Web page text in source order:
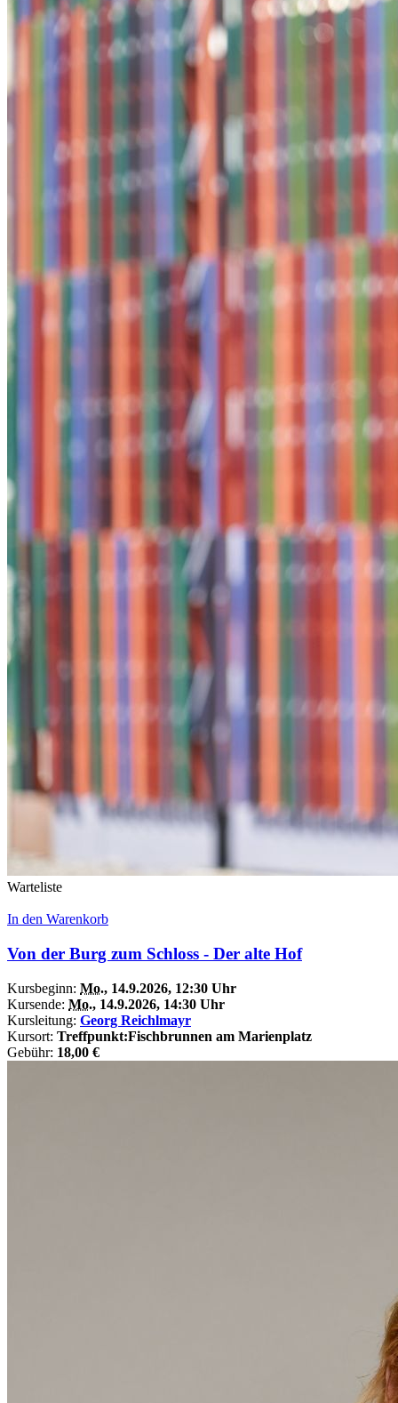
Warteliste
In den Warenkorb
Von der Burg zum Schloss - Der alte Hof
Kursbeginn: Mo., 14.9.2026, 12:30 Uhr
Kursende: Mo., 14.9.2026, 14:30 Uhr
Kursleitung: Georg Reichlmayr
Kursort: Treffpunkt:Fischbrunnen am Marienplatz
Gebühr: 18,00 €